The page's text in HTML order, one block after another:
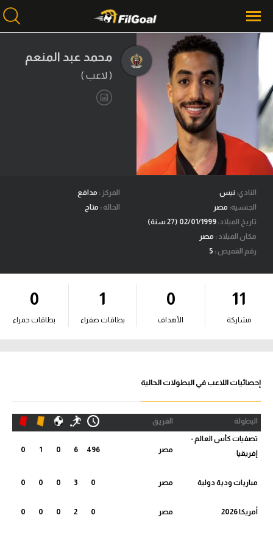
محتوى إخباري
الرئيسية
مباريات
ميركاتو
فانتازي في الجول
مسابقة التوقعات
فيديوهات
آراء حرة
ركن الألعاب
الدوري المصري
الدوري الإنجليزي الممتاز
الدوري الإيطالي
الدوري الألماني
محمد عبد المنعم
( لاعب )
النادي: نيس
الجنسية: مصر
تاريخ الميلاد:
مكان الميلاد : مصر
رقم القميص :
المركز : مدافع
الحالة : متاح
11
مشاركة
0
الأهداف
1
بطاقات صفراء
0
بطاقات حمراء
إحصائيات اللاعب في البطولات الحالية
البطولة الفريق
تصفيات كأس العالم -
إفريقيا
مصر 496
6
0
1
0
مباريات ودية دولية مصر 0
3
0
0
0
أمريكا 2026 مصر 0
2
0
0
0